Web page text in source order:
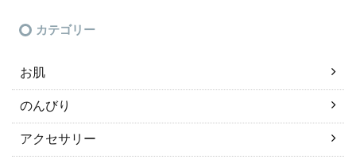
カテゴリー
お肌
のんびり
アクセサリー